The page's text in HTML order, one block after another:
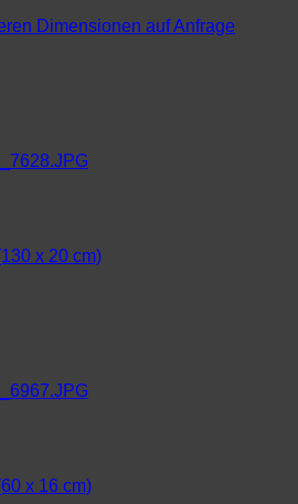
Dimensionen auf Anfrage
x 20 cm)
x 16 cm)